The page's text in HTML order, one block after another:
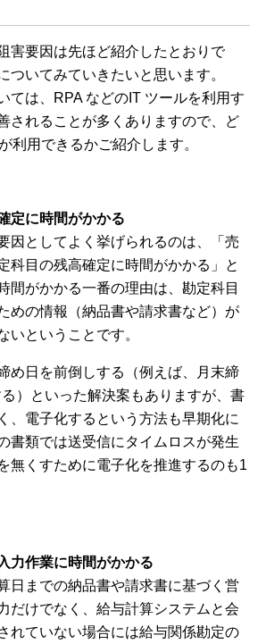
害要因は先ほど紹介したとおりで
ついてみていきたいと思います。
ては、RPA などのIT ツールを利用す
されることが多くありますので、ど
利用できるかご紹介します。
定に時間がかかる
因としてよく挙げられるのは、「売
科目の残高確定に時間がかかる」と
間がかかる一番の理由は、勘定科目
めの情報（納品書や請求書など）が
いということです。
め日を前倒しする（例えば、月末締
）といった解決案もありますが、書
、電子化するという方法も早期化に
書類では送受信にタイムロスが発生
無くすために電子化を推進するのも1
力作業に時間がかかる
日までの納品書や請求書に基づく営
だけでなく、給与計算システムと会
れていない場合には給与関係勘定の